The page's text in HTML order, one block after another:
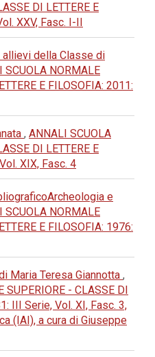
DI LETTERE E
XXV, Fasc. I-II
della Classe di
SCUOLA NORMALE
E FILOSOFIA: 2011:
, ANNALI SCUOLA
DI LETTERE E
XIX, Fasc. 4
e
SCUOLA NORMALE
E FILOSOFIA: 1976:
Maria Teresa Giannotta ,
SUPERIORE - CLASSE DI
III Serie, Vol. XI, Fasc. 3,
(IAI), a cura di Giuseppe